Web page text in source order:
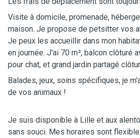
Visite à domicile, promenade,
maison. Je propose de petsitter vos
Je peux les accueillir dans mon
en journée. J'ai 70 m², balcon clôturé
pour chat, et grand jardin partagé
Balades, jeux, soins spécifiques, je
de vos animaux !
Je suis disponible à Lille et aux
sans souci. Mes horaires sont